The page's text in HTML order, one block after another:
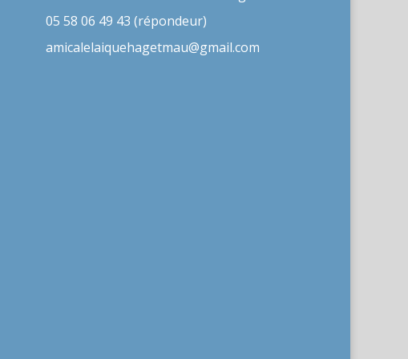
05 58 06 49 43 (répondeur)
amicalelaiquehagetmau@gmail.com